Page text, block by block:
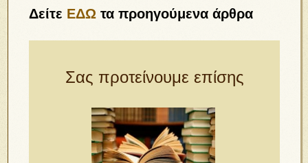
Δείτε ΕΔΩ τα προηγούμενα άρθρα
Σας προτείνουμε επίσης